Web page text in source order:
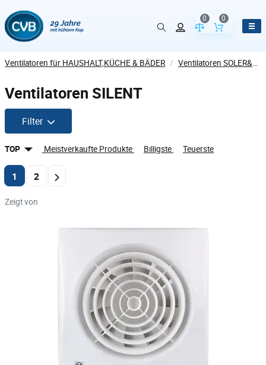
Vergleich der
0
Inhalt des
0
Ventilatoren für HAUSHALT,KÜCHE & BÄDER / Ventilatoren SOLER&PALAU
Ventilatoren SILENT
Filter
TOP Meistverkaufte Produkte Billigste Teuerste
1 2
Zeigt von